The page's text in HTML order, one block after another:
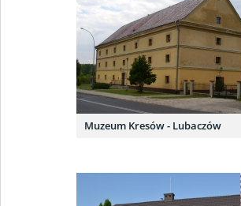
Muzeum Kresów - Lubaczów